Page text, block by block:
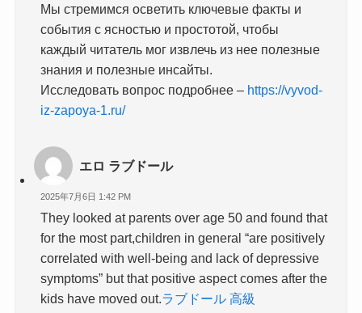
Мы стремимся осветить ключевые факты и
события с ясностью и простотой, чтобы
каждый читатель мог извлечь из нее полезные
знания и полезные инсайты.
Исследовать вопрос подробнее – https://vyvod-
iz-zapoya-1.ru/
エロ ラブドール
2025年7月6日 1:42 PM
They looked at parents over age 50 and found that
for the most part,children in general “are positively
correlated with well-being and lack of depressive
symptoms” but that positive aspect comes after the
kids have moved out.ラブドール 高級